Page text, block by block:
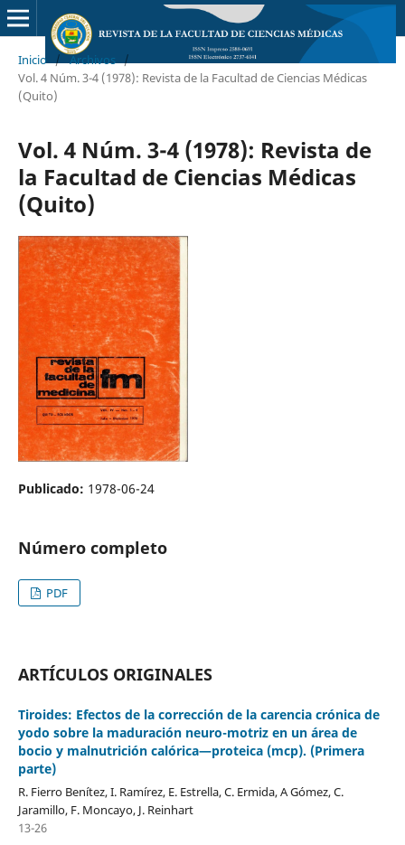
Inicio / Archivos /
Vol. 4 Núm. 3-4 (1978): Revista de la Facultad de Ciencias Médicas
(Quito)
Vol. 4 Núm. 3-4 (1978): Revista de
la Facultad de Ciencias Médicas
(Quito)
Publicado: 1978-06-24
Número completo
PDF
ARTÍCULOS ORIGINALES
Tiroides: Efectos de la corrección de la carencia crónica de
yodo sobre la maduración neuro-motriz en un área de
bocio y malnutrición calórica—proteica (mcp). (Primera
parte)
R. Fierro Benítez, I. Ramírez, E. Estrella, C. Ermida, A Gómez, C.
Jaramillo, F. Moncayo, J. Reinhart
13-26